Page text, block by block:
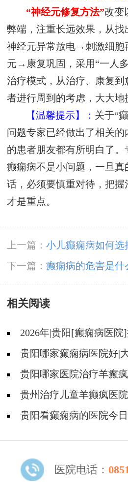
“神经元修复方法”改变
弊端，注重长远效果，从
神经元异常放电→刺激细
元→康复巩固，采用“一人
治疗模式，从治疗、康复到
者进行周到的考虑，大大地
【温馨提示】： 关于“
问题专家已经做出了相关的
的患者朋友都有所明白了。
癫痫病不是小问题，一旦真
话，必须要慎重对待，把
才是重点。
上一篇： 小儿癫痫病如何选
下一篇： 癫痫病的危害是什
相关阅读
2026年|贵阳[癫痫病医
对身体有影响吗?
贵阳哪家癫痫病医院好|
解吗?贵阳哪家医院治疗羊癫
身体有什么危害?
贵州治疗儿童羊癫疯医
羊儿疯好?
贵阳看癫痫病的医院今
医院电话：